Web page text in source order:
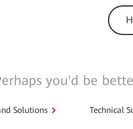
you'd be
Solutions Technical